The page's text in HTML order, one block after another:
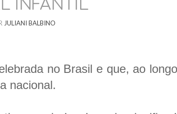
INFANTIL
JULIANI BALBINO
no Brasil e que, ao
nacional.